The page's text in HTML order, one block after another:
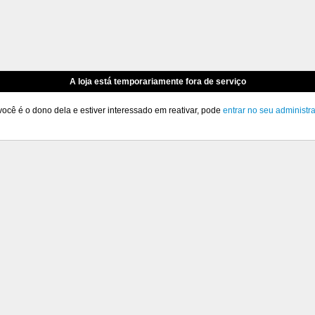
A loja está temporariamente fora de serviço
é o dono dela e estiver interessado em reativar, pode entrar no seu